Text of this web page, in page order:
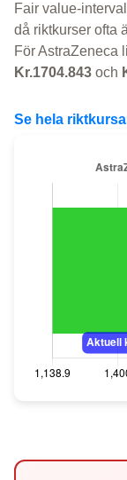
Fair value-
då riktkurser ofta
För AstraZeneca
Kr.1704.843 och
Se hela